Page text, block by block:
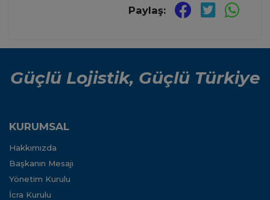
Paylaş:
Güçlü Lojistik, Güçlü Türkiye
KURUMSAL
Hakkımızda
Başkanın Mesajı
Yönetim Kurulu
İcra Kurulu